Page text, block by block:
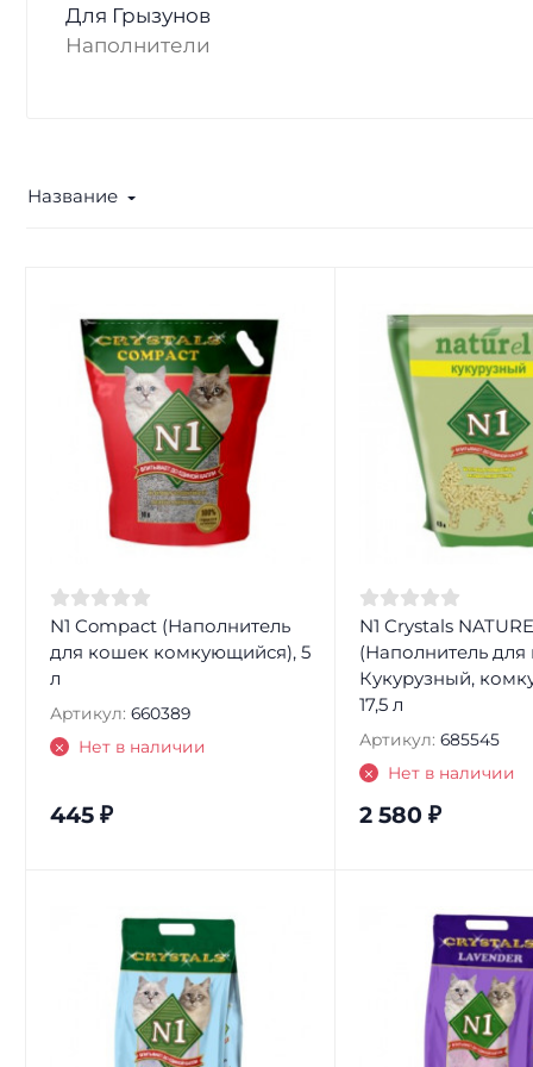
Для Грызунов
Наполнители
Название
N1 Compact (Наполнитель
для кошек комкующийся), 5
л
Артикул: 660389
Нет в наличии
445 ₽
N1 Crystals
(Наполнитель
Кукурузный,
17,5 л
Артикул: 685545
Нет в наличии
2 580 ₽